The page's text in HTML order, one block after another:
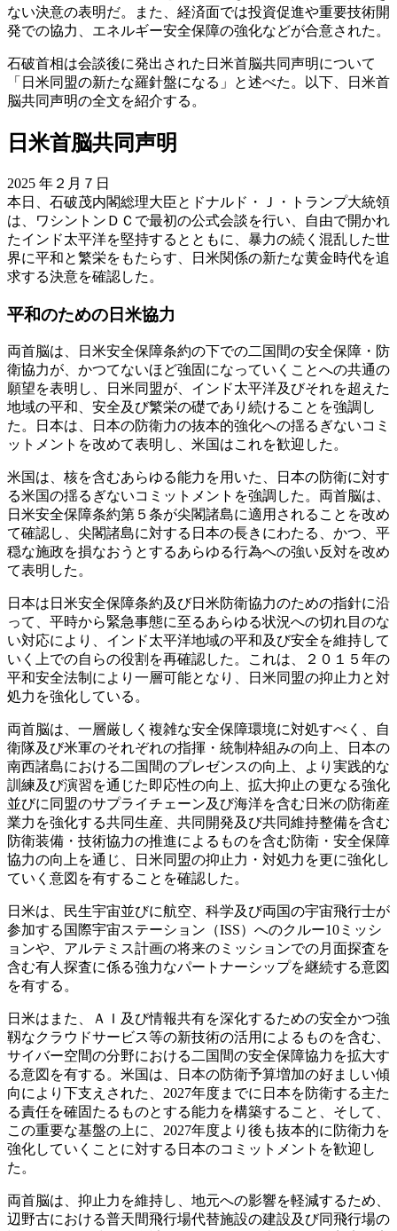
ない決意の表明だ。また、経済面では投資促進や重要技術開
発での協力、エネルギー安全保障の強化などが合意された。
石破首相は会談後に発出された日米首脳共同声明について
「日米同盟の新たな羅針盤になる」と述べた。以下、日米首
脳共同声明の全文を紹介する。
日米首脳共同声明
2025 年２月７日
本日、石破茂内閣総理大臣とドナルド・Ｊ・トランプ大統領
は、ワシントンＤＣで最初の公式会談を行い、自由で開かれ
たインド太平洋を堅持するとともに、暴力の続く混乱した世
界に平和と繁栄をもたらす、日米関係の新たな黄金時代を追
求する決意を確認した。
平和のための日米協力
両首脳は、日米安全保障条約の下での二国間の安全保障・防
衛協力が、かつてないほど強固になっていくことへの共通の
願望を表明し、日米同盟が、インド太平洋及びそれを超えた
地域の平和、安全及び繁栄の礎であり続けることを強調し
た。日本は、日本の防衛力の抜本的強化への揺るぎないコミ
ットメントを改めて表明し、米国はこれを歓迎した。
米国は、核を含むあらゆる能力を用いた、日本の防衛に対す
る米国の揺るぎないコミットメントを強調した。両首脳は、
日米安全保障条約第５条が尖閣諸島に適用されることを改め
て確認し、尖閣諸島に対する日本の長きにわたる、かつ、平
穏な施政を損なおうとするあらゆる行為への強い反対を改め
て表明した。
日本は日米安全保障条約及び日米防衛協力のための指針に沿
って、平時から緊急事態に至るあらゆる状況への切れ目のな
い対応により、インド太平洋地域の平和及び安全を維持して
いく上での自らの役割を再確認した。これは、２０１５年の
平和安全法制により一層可能となり、日米同盟の抑止力と対
処力を強化している。
両首脳は、一層厳しく複雑な安全保障環境に対処すべく、自
衛隊及び米軍のそれぞれの指揮・統制枠組みの向上、日本の
南西諸島における二国間のプレゼンスの向上、より実践的な
訓練及び演習を通じた即応性の向上、拡大抑止の更なる強化
並びに同盟のサプライチェーン及び海洋を含む日米の防衛産
業力を強化する共同生産、共同開発及び共同維持整備を含む
防衛装備・技術協力の推進によるものを含む防衛・安全保障
協力の向上を通じ、日米同盟の抑止力・対処力を更に強化し
ていく意図を有することを確認した。
日米は、民生宇宙並びに航空、科学及び両国の宇宙飛行士が
参加する国際宇宙ステーション（ISS）へのクルー10ミッシ
ョンや、アルテミス計画の将来のミッションでの月面探査を
含む有人探査に係る強力なパートナーシップを継続する意図
を有する。
日米はまた、ＡＩ及び情報共有を深化するための安全かつ強
靱なクラウドサービス等の新技術の活用によるものを含む、
サイバー空間の分野における二国間の安全保障協力を拡大す
る意図を有する。米国は、日本の防衛予算増加の好ましい傾
向により下支えされた、2027年度までに日本を防衛する主た
る責任を確固たるものとする能力を構築すること、そして、
この重要な基盤の上に、2027年度より後も抜本的に防衛力を
強化していくことに対する日本のコミットメントを歓迎し
た。
両首脳は、抑止力を維持し、地元への影響を軽減するため、
辺野古における普天間飛行場代替施設の建設及び同飛行場の